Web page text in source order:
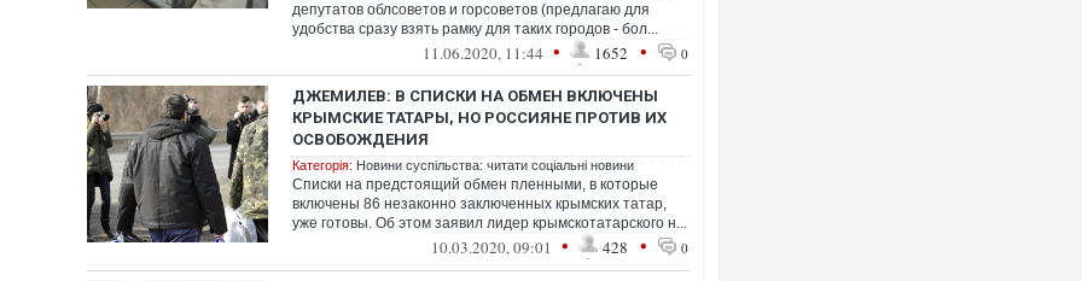
депутатов облсоветов и горсоветов (предлагаю для
удобства сразу взять рамку для таких городов - бол...
11.06.2020, 11:44 • 1652 • 0
ДЖЕМИЛЕВ: В СПИСКИ НА ОБМЕН ВКЛЮЧЕНЫ
КРЫМСКИЕ ТАТАРЫ, НО РОССИЯНЕ ПРОТИВ ИХ
ОСВОБОЖДЕНИЯ
Категорія: Новини суспільства: читати соціальні новини
Списки на предстоящий обмен пленными, в которые
включены 86 незаконно заключенных крымских татар,
уже готовы. Об этом заявил лидер крымскотатарского н...
10.03.2020, 09:01 • 428 • 0